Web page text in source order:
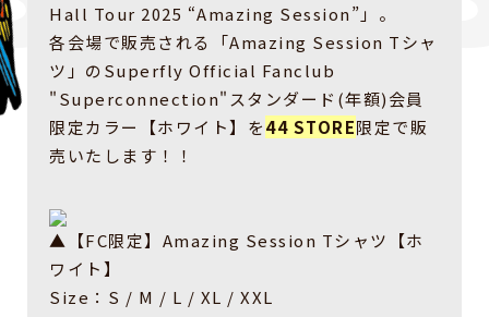
Hall Tour 2025 “Amazing Session”」。
各会場で販売される「Amazing Session Tシャ
ツ」のSuperfly Official Fanclub
"Superconnection"スタンダード(年額)会員
限定カラー【ホワイト】を44 STORE限定で販
売いたします！！
▲【FC限定】Amazing Session Tシャツ【ホ
ワイト】
Size：S / M / L / XL / XXL